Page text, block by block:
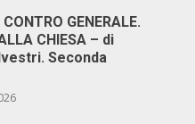
CONTRO GENERALE.
CHIESA – di
Seconda